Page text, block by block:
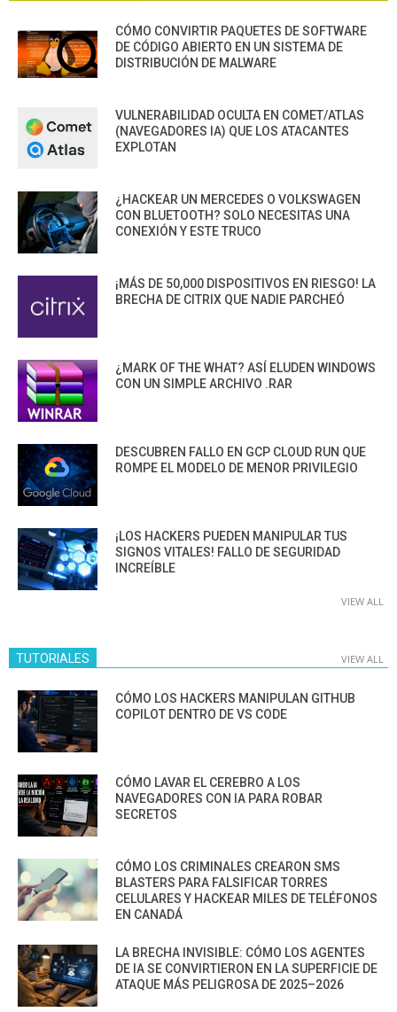
CÓMO CONVIRTIR PAQUETES DE SOFTWARE
DE CÓDIGO ABIERTO EN UN SISTEMA DE
DISTRIBUCIÓN DE MALWARE
VULNERABILIDAD OCULTA EN COMET/ATLAS
(NAVEGADORES IA) QUE LOS ATACANTES
EXPLOTAN
¿HACKEAR UN MERCEDES O VOLKSWAGEN
CON BLUETOOTH? SOLO NECESITAS UNA
CONEXIÓN Y ESTE TRUCO
¡MÁS DE 50,000 DISPOSITIVOS EN RIESGO! LA
BRECHA DE CITRIX QUE NADIE PARCHEÓ
¿MARK OF THE WHAT? ASÍ ELUDEN WINDOWS
CON UN SIMPLE ARCHIVO .RAR
DESCUBREN FALLO EN GCP CLOUD RUN QUE
ROMPE EL MODELO DE MENOR PRIVILEGIO
¡LOS HACKERS PUEDEN MANIPULAR TUS
SIGNOS VITALES! FALLO DE SEGURIDAD
INCREÍBLE
VIEW ALL
TUTORIALES VIEW ALL
CÓMO LOS HACKERS MANIPULAN GITHUB
COPILOT DENTRO DE VS CODE
CÓMO LAVAR EL CEREBRO A LOS
NAVEGADORES CON IA PARA ROBAR
SECRETOS
CÓMO LOS CRIMINALES CREARON SMS
BLASTERS PARA FALSIFICAR TORRES
CELULARES Y HACKEAR MILES DE TELÉFONOS
EN CANADÁ
LA BRECHA INVISIBLE: CÓMO LOS AGENTES
DE IA SE CONVIRTIERON EN LA SUPERFICIE DE
ATAQUE MÁS PELIGROSA DE 2025–2026